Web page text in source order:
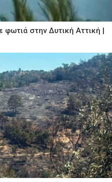
στην Δυτική Αττική |